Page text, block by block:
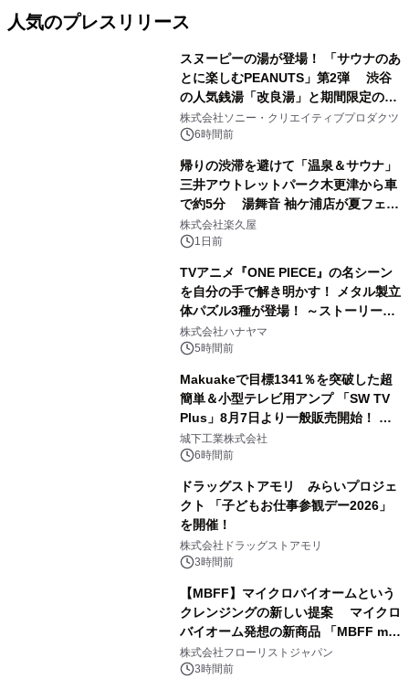
人気のプレスリリース
スヌーピーの湯が登場！ 「サウナのあ
とに楽しむPEANUTS」第2弾 渋谷
の人気銭湯「改良湯」と期間限定のコ
ラボレーション サウナイキタイコラ
ボグッズも発売決定！
株式会社ソニー・クリエイティブプロダクツ
6時間前
帰りの渋滞を避けて「温泉＆サウナ」
三井アウトレットパーク木更津から車
で約5分 湯舞音 袖ケ浦店が夏フェア
メニューを提供
株式会社楽久屋
1日前
TVアニメ『ONE PIECE』の名シーン
を自分の手で解き明かす！ メタル製立
体パズル3種が登場！ ～ストーリーと
ギミックが融合した 大人の体験型パズ
ルが8月7日(金)12時より先行予約受付
株式会社ハナヤマ
5時間前
Makuakeで目標1341％を突破した超
簡単＆小型テレビ用アンプ 「SW TV
Plus」8月7日より一般販売開始！ ケ
ーブル1本つなぐだけ、テレビの音が
ぐっと豊かに
城下工業株式会社
6時間前
ドラッグストアモリ みらいプロジェ
クト 「子どもお仕事参観デー2026」
を開催！
株式会社ドラッグストアモリ
3時間前
【MBFF】マイクロバイオームという
クレンジングの新しい提案 マイクロ
バイオーム発想の新商品 「MBFF mb
クレンジングPRO」を2026年8月6日
発売
株式会社フローリストジャパン
3時間前